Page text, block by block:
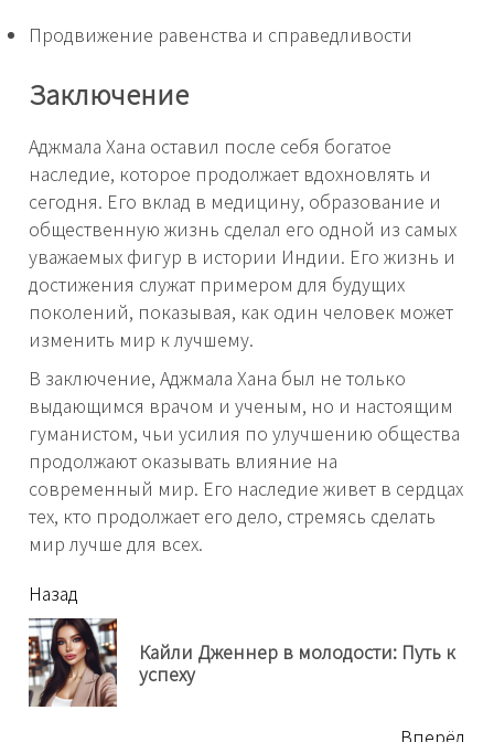
Продвижение равенства и справедливости
Заключение
Аджмала Хана оставил после себя богатое
наследие, которое продолжает вдохновлять и
сегодня. Его вклад в медицину, образование и
общественную жизнь сделал его одной из самых
уважаемых фигур в истории Индии. Его жизнь и
достижения служат примером для будущих
поколений, показывая, как один человек может
изменить мир к лучшему.
В заключение, Аджмала Хана был не только
выдающимся врачом и ученым, но и настоящим
гуманистом, чьи усилия по улучшению общества
продолжают оказывать влияние на
современный мир. Его наследие живет в сердцах
тех, кто продолжает его дело, стремясь сделать
мир лучше для всех.
читать
еще
Назад
Кайли Дженнер в молодости: Путь к
успеху